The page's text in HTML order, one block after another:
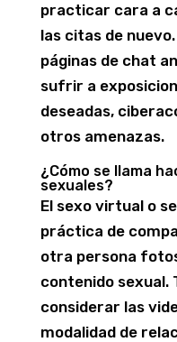
practicar cara a
las citas de
páginas de chat
sufrir a
deseadas,
otros amenazas.
¿Cómo se llama
sexuales?
El sexo virtual o
práctica de
otra persona
contenido sexual.
considerar las
modalidad de